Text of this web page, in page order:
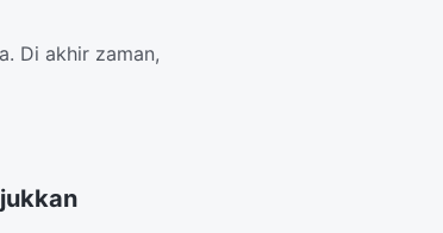
Di akhir zaman,